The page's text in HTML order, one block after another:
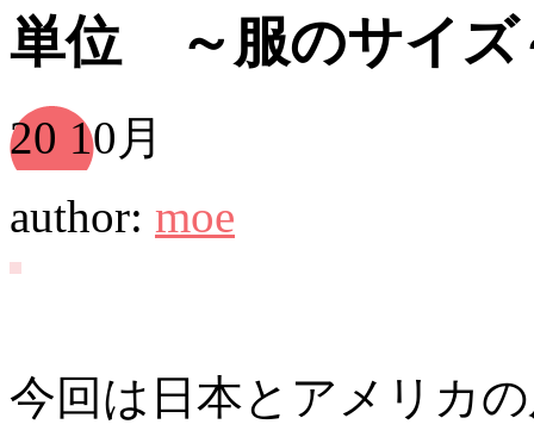
単位 ～服のサイズ
20 10月
author: moe
今回は日本とアメリカの